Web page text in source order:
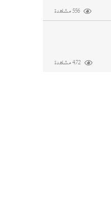
556 مشاهدة
472 مشاهدة